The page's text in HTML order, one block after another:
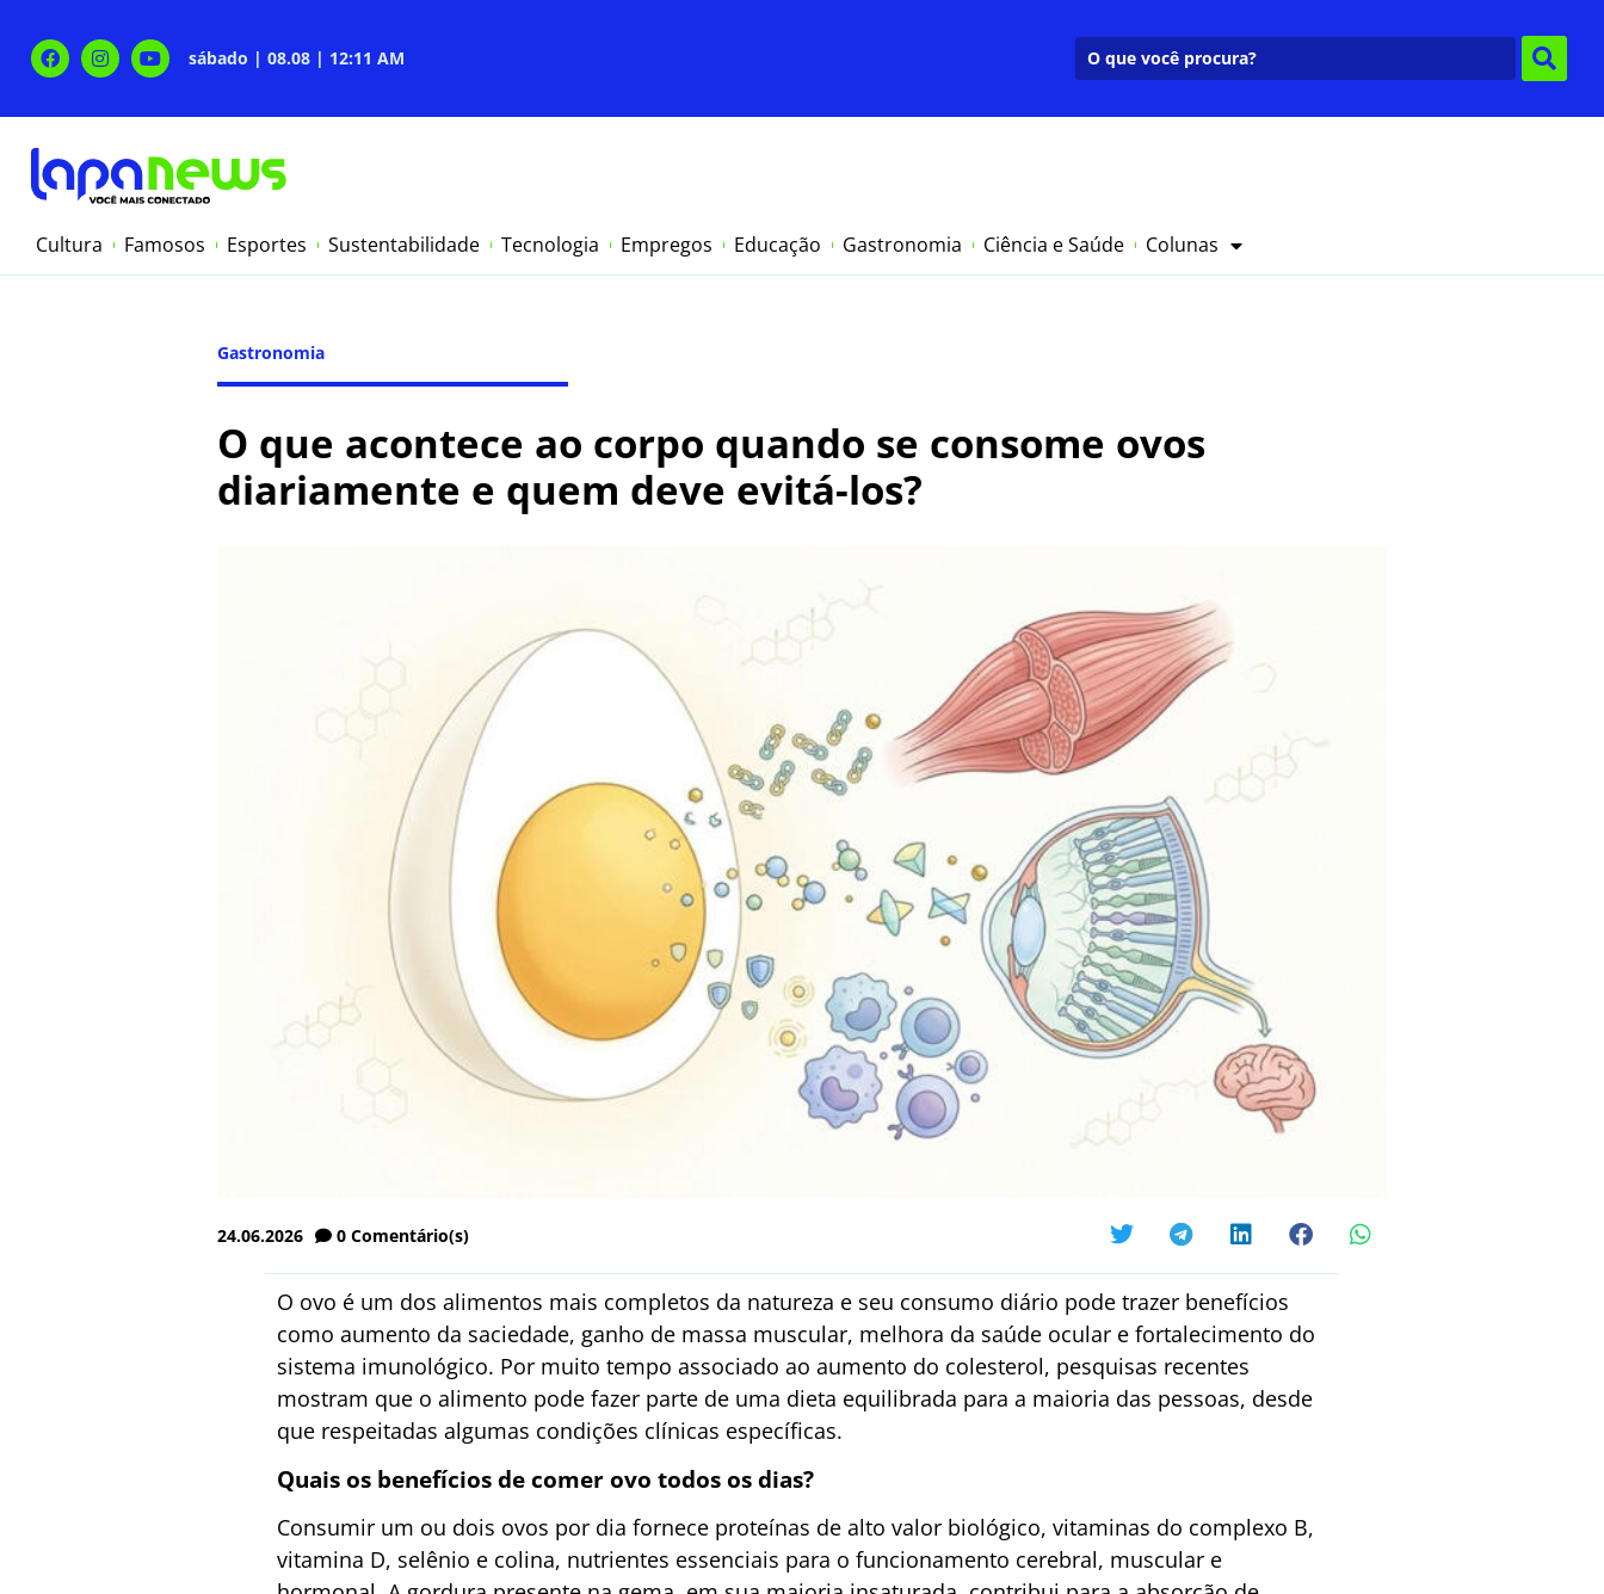
sábado | 08.08 | 12:11 AM
Cultura Famosos Esportes Sustentabilidade Tecnologia Empregos Educação Gastronomia Ciência e Saúde Colunas
Gastronomia
O que acontece ao corpo quando se consome ovos
diariamente e quem deve evitá-los?
24.06.2026 0 Comentário(s)
O ovo é um dos alimentos mais completos da natureza e seu consumo diário pode trazer benefícios
como aumento da saciedade, ganho de massa muscular, melhora da saúde ocular e fortalecimento do
sistema imunológico. Por muito tempo associado ao aumento do colesterol, pesquisas recentes
mostram que o alimento pode fazer parte de uma dieta equilibrada para a maioria das pessoas, desde
que respeitadas algumas condições clínicas específicas.
Quais os benefícios de comer ovo todos os dias?
Consumir um ou dois ovos por dia fornece proteínas de alto valor biológico, vitaminas do complexo B,
vitamina D, selênio e colina, nutrientes essenciais para o funcionamento cerebral, muscular e